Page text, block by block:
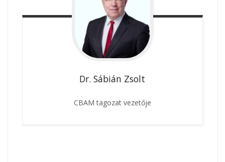
Dr. Sábián Zsolt
CBAM tagozat vezetője